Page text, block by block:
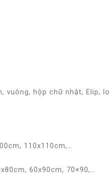
vuông, hộp chữ nhật, Elip,
110x110cm,…
60x90cm, 70×90,…